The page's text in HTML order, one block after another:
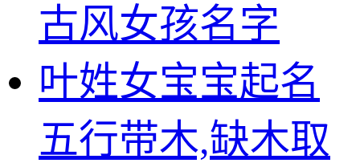
古风女孩名字
叶姓女宝宝起名
五行带木,缺木取